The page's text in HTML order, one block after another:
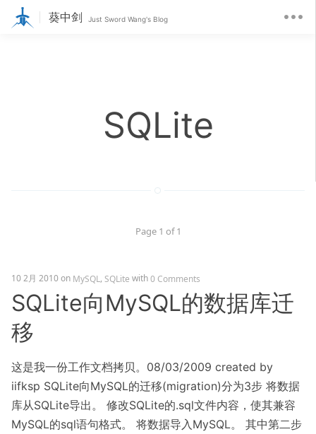
葵中剑 Just Sword Wang's Blog
SQLite
Page 1 of 1
10 2月 2010on MySQL , SQLite with0 Comments
SQLite向MySQL的数据库迁
移
这是我一份工作文档拷贝。08/03/2009 created by
iifksp SQLite向MySQL的迁移(migration)分为3步 将数据
库从SQLite导出。 修改SQLite的.sql文件内容，使其兼容
MySQL的sql语句格式。 将数据导入MySQL。 其中第二步